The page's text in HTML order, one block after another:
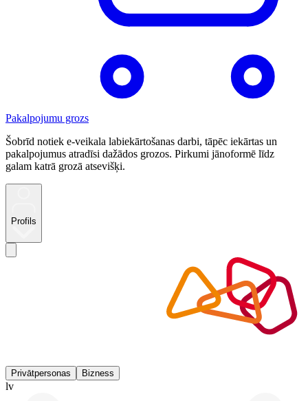
Pakalpojumu grozs
Šobrīd notiek e-veikala labiekārtošanas darbi, tāpēc iekārtas un
pakalpojumus atradīsi dažādos grozos. Pirkumi jānoformē līdz
galam katrā grozā atsevišķi.
Profils
Privātpersonas Bizness
lv